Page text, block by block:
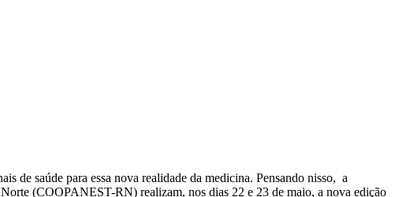
de saúde para essa nova realidade da medicina. Pensando nisso, a
(COOPANEST-RN) realizam, nos dias 22 e 23 de maio, a nova edição